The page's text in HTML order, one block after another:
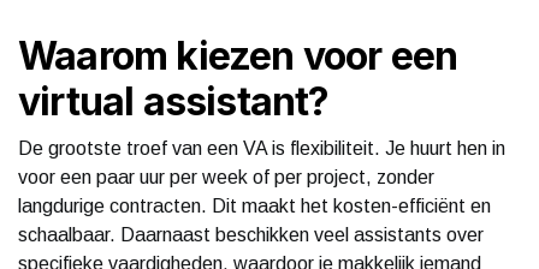
Waarom kiezen voor een
virtual assistant?
De grootste troef van een VA is flexibiliteit. Je huurt hen in
voor een paar uur per week of per project, zonder
langdurige contracten. Dit maakt het kosten-efficiënt en
schaalbaar. Daarnaast beschikken veel assistants over
specifieke vaardigheden, waardoor je makkelijk iemand